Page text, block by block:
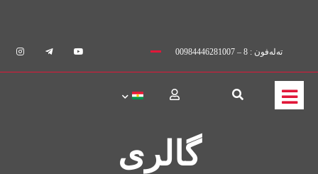
ته‌له‌فون : 8 – 00984446281007
گالری